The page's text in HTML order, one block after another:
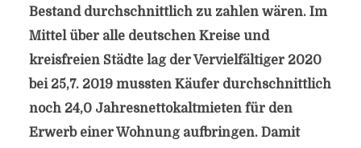
Bestand durchschnittlich zu zahlen wären. Im
Mittel über alle deutschen Kreise und
kreisfreien Städte lag der Vervielfältiger 2020
bei 25,7. 2019 mussten Käufer durchschnittlich
noch 24,0 Jahresnettokaltmieten für den
Erwerb einer Wohnung aufbringen. Damit